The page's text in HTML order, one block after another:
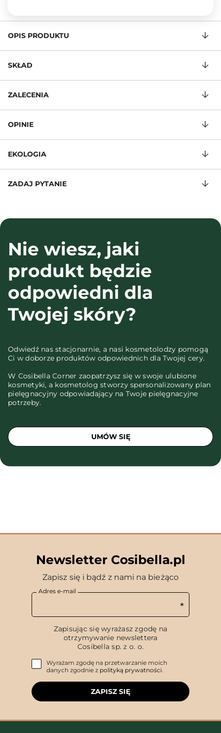
OPIS PRODUKTU
SKŁAD
ZALECENIA
OPINIE
EKOLOGIA
ZADAJ PYTANIE
Nie wiesz, jaki
produkt będzie
odpowiedni dla
Twojej skóry?
Odwiedź nas stacjonarnie, a nasi kosmetolodzy pomogą
Ci w doborze produktów odpowiednich dla Twojej cery.
W Cosibella Corner zaopatrzysz się w swoje ulubione
kosmetyki, a kosmetolog stworzy spersonalizowany plan
pielęgnacyjny odpowiadający na Twoje pielęgnacyjne
potrzeby.
UMÓW SIĘ
Newsletter Cosibella.pl
Zapisz się i bądź z nami na bieżąco
Adres e-mail
Zapisując się wyrażasz zgodę na
otrzymywanie newslettera
Cosibella sp. z o. o.
Wyrażam zgodę na przetwarzanie moich
danych zgodnie z polityką prywatności.
ZAPISZ SIĘ